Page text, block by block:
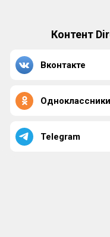
Контент
Вконтакте
Одноклассники
Telegram